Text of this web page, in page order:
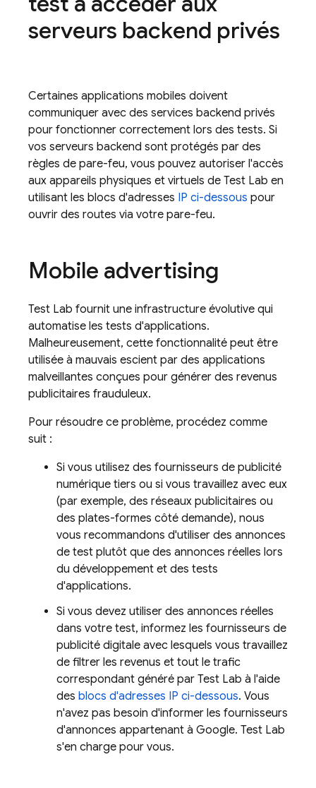
serveurs backend privés
Certaines applications mobiles doivent
communiquer avec des services backend privés
pour fonctionner correctement lors des tests. Si
vos serveurs backend sont protégés par des
règles de pare-feu, vous pouvez autoriser l'accès
aux appareils physiques et virtuels de Test Lab en
utilisant les blocs d'adresses IP ci-dessous pour
ouvrir des routes via votre pare-feu.
Mobile advertising
Test Lab fournit une infrastructure évolutive qui
automatise les tests d'applications.
Malheureusement, cette fonctionnalité peut être
utilisée à mauvais escient par des applications
malveillantes conçues pour générer des revenus
publicitaires frauduleux.
Pour résoudre ce problème, procédez comme
suit :
Si vous utilisez des fournisseurs de publicité
numérique tiers ou si vous travaillez avec eux
(par exemple, des réseaux publicitaires ou
des plates-formes côté demande), nous
vous recommandons d'utiliser des annonces
de test plutôt que des annonces réelles lors
du développement et des tests
d'applications.
Si vous devez utiliser des annonces réelles
dans votre test, informez les fournisseurs de
publicité digitale avec lesquels vous travaillez
de filtrer les revenus et tout le trafic
correspondant généré par Test Lab à l'aide
des blocs d'adresses IP ci-dessous. Vous
n'avez pas besoin d'informer les fournisseurs
d'annonces appartenant à Google. Test Lab
s'en charge pour vous.